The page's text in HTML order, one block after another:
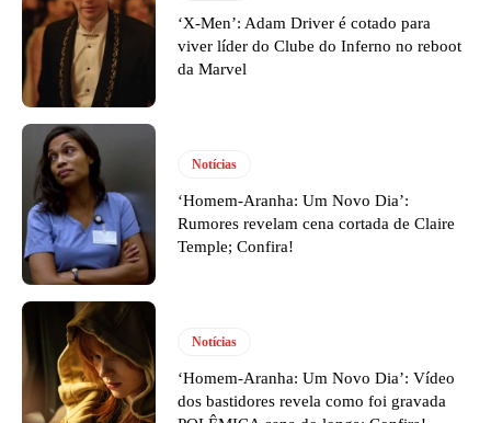
‘X-Men’: Adam Driver é cotado para
viver líder do Clube do Inferno no reboot
da Marvel
Notícias
‘Homem-Aranha: Um Novo Dia’:
Rumores revelam cena cortada de Claire
Temple; Confira!
Notícias
‘Homem-Aranha: Um Novo Dia’: Vídeo
dos bastidores revela como foi gravada